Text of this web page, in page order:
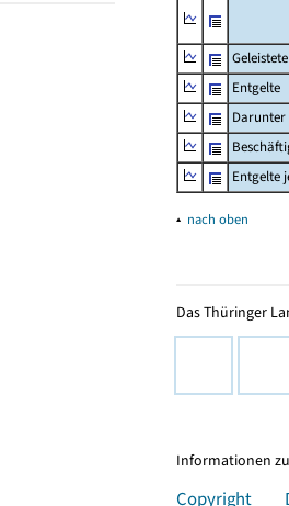
Entgelte
Entgelte
▴ nach oben
Das Thüringer
Informationen
Copyright